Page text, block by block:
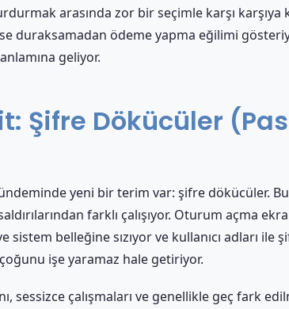
arasında zor bir seçimle karşı
duraksamadan ödeme yapma eğilimi
geliyor.
Şifre Dökücüler
yeni bir terim var: şifre dökücüler.
farklı çalışıyor. Oturum açma
belleğine sızıyor ve kullanıcı adları ile
işe yaramaz hale getiriyor.
sessizce çalışmaları ve genellikle geç fark